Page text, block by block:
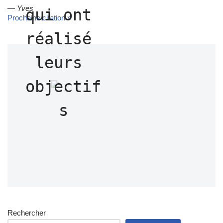
— Yves
Prochaine citation »
qui ont
réalisé
leurs
objectif
s
Rechercher